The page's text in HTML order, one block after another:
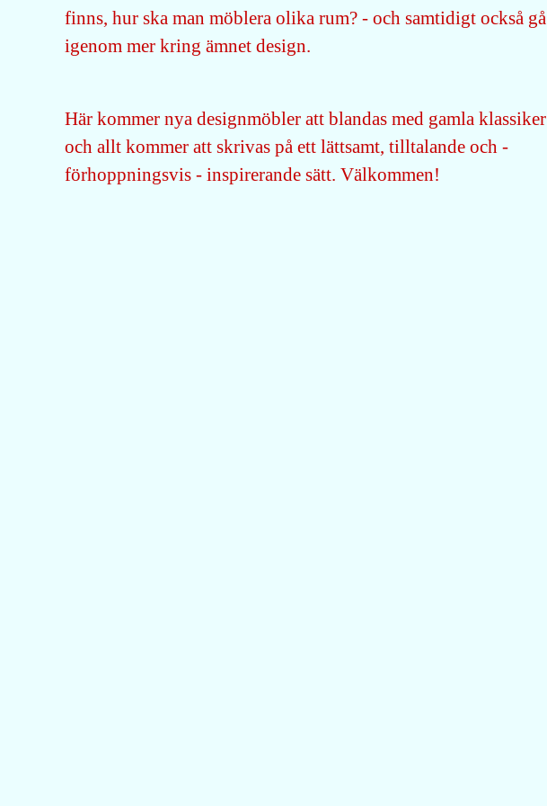
finns, hur ska man möblera olika rum? - och samtidigt också gå
igenom mer kring ämnet design.
Här kommer nya designmöbler att blandas med gamla klassiker
och allt kommer att skrivas på ett lättsamt, tilltalande och -
förhoppningsvis - inspirerande sätt. Välkommen!